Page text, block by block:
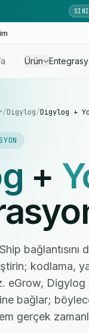
Ürün
/Digylog/Digylog +
+
kodlama,
eGrow,
bağlar;
gerçek